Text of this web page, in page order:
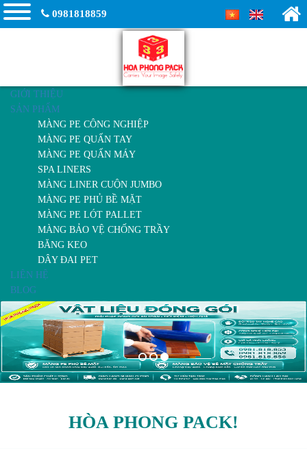
0981818859
GIỚI THIỆU
SẢN PHẨM
MÀNG PE CÔNG NGHIỆP
MÀNG PE QUẤN TAY
MÀNG PE QUẤN MÁY
SPA LINERS
MÀNG LINER CUỘN JUMBO
MÀNG PE PHỦ BỀ MẶT
MÀNG PE LÓT PALLET
MÀNG BẢO VỆ CHỐNG TRẦY
BĂNG KEO
DÂY ĐAI PET
LIÊN HỆ
BLOG
HÒA PHONG PACK!